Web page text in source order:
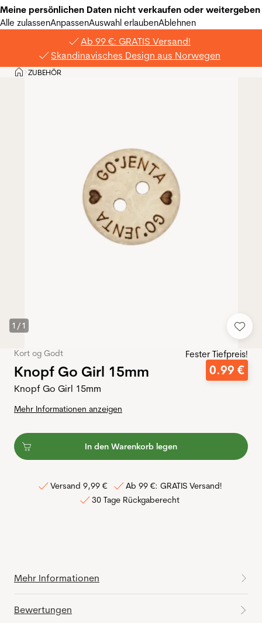
Meine persönlichen Daten nicht verkaufen oder weitergeben
Alle zulassenAnpassenAuswahl erlaubenAblehnen
Ab 99 €: GRATIS Versand!
Skandinavisches Design aus Norwegen
Privat
>ZUBEHÖR
1 /1
Kort og Godt
Knopf Go Girl 15mm
Fester Tiefpreis!
0.99 €
Knopf Go Girl 15mm
Mehr Informationen anzeigen
In den Warenkorb legen
Versand 9,99 €
Ab 99 €: GRATIS Versand!
30 Tage Rückgaberecht
Mehr Informationen
Bewertungen